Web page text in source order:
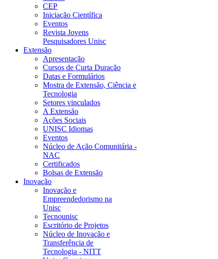
CEP
Iniciação Científica
Eventos
Revista Jovens
Pesquisadores Unisc
Extensão
Apresentação
Cursos de Curta Duração
Datas e Formulários
Mostra de Extensão, Ciência e
Tecnologia
Setores vinculados
A Extensão
Ações Sociais
UNISC Idiomas
Eventos
Núcleo de Ação Comunitária -
NAC
Certificados
Bolsas de Extensão
Inovação
Inovação e
Empreendedorismo na
Unisc
Tecnounisc
Escritório de Projetos
Núcleo de Inovação e
Transferência de
Tecnologia - NITT